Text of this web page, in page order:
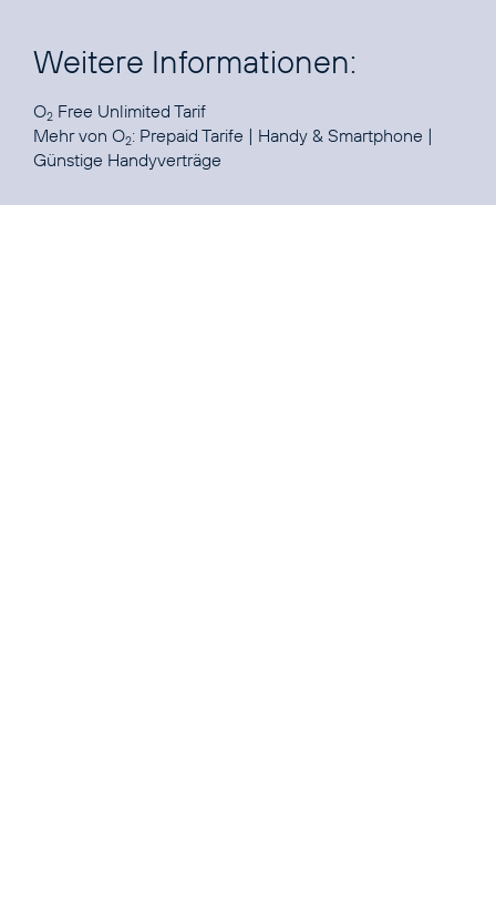
Weitere Informationen:
O2 Free Unlimited Tarif
Mehr von O2: Prepaid Tarife | Handy & Smartphone |
Günstige Handyverträge